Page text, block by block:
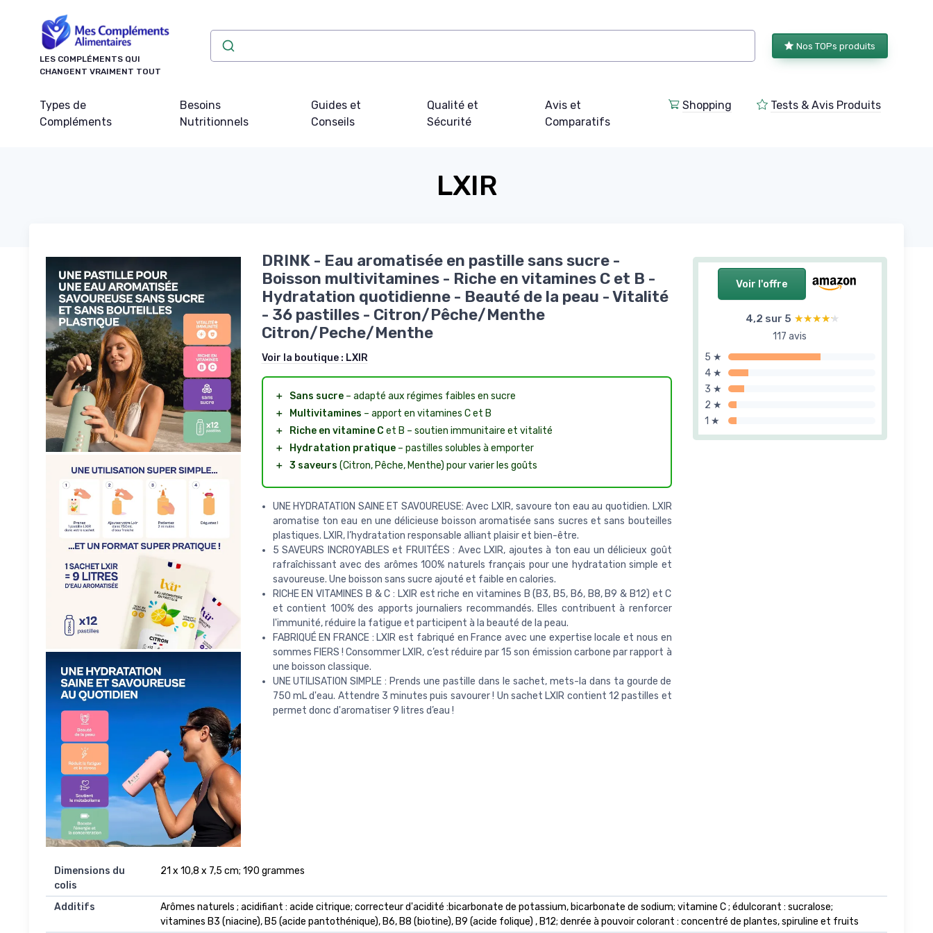
LES COMPLÉMENTS QUI
CHANGENT VRAIMENT TOUT
Nos TOPs produits
Types de
Compléments
Besoins
Nutritionnels
Guides et
Conseils
Qualité et
Sécurité
Avis et
Comparatifs
Shopping Tests & Avis Produits
LXIR
Voir l'offre
4,2 sur 5 ★★★★★
★★★★★
117 avis
5 ★
4 ★
3 ★
2 ★
1 ★
DRINK - Eau aromatisée en pastille sans sucre -
Boisson multivitamines - Riche en vitamines C et B -
Hydratation quotidienne - Beauté de la peau - Vitalité
- 36 pastilles - Citron/Pêche/Menthe
Citron/Peche/Menthe
Voir la boutique : LXIR
＋ Sans sucre– adapté aux régimes faibles en sucre
＋
Multivitamines – apport en vitamines C et B
＋
Riche en vitamine C et B – soutien immunitaire et vitalité
＋
Hydratation pratique– pastilles solubles à emporter
＋ 3 saveurs (Citron, Pêche, Menthe) pour varier les goûts
UNE HYDRATATION SAINE ET SAVOUREUSE: Avec LXIR, savoure ton eau au quotidien. LXIR
aromatise ton eau en une délicieuse boisson aromatisée sans sucres et sans bouteilles
plastiques. LXIR, l’hydratation responsable alliant plaisir et bien-être.
5 SAVEURS INCROYABLES et FRUITÉES : Avec LXIR, ajoutes à ton eau un délicieux goût
rafraîchissant avec des arômes 100% naturels français pour une hydratation simple et
savoureuse. Une boisson sans sucre ajouté et faible en calories.
RICHE EN VITAMINES B & C : LXIR est riche en vitamines B (B3, B5, B6, B8, B9 & B12) et C
et contient 100% des apports journaliers recommandés. Elles contribuent à renforcer
l'immunité, réduire la fatigue et participent à la beauté de la peau.
FABRIQUÉ EN FRANCE : LXIR est fabriqué en France avec une expertise locale et nous en
sommes FIERS ! Consommer LXIR, c’est réduire par 15 son émission carbone par rapport à
une boisson classique.
UNE UTILISATION SIMPLE : Prends une pastille dans le sachet, mets-la dans ta gourde de
750 mL d'eau. Attendre 3 minutes puis savourer ! Un sachet LXIR contient 12 pastilles et
permet donc d'aromatiser 9 litres d’eau !
Dimensions du
colis
‎21 x 10,8 x 7,5 cm; 190 grammes
Additifs
‎Arômes naturels ; acidifiant : acide citrique; correcteur d'acidité :bicarbonate de potassium, bicarbonate de sodium; vitamine C ; édulcorant : sucralose;
vitamines B3 (niacine), B5 (acide pantothénique), B6, B8 (biotine), B9 (acide folique) , B12; denrée à pouvoir colorant : concentré de plantes, spiruline et fruits